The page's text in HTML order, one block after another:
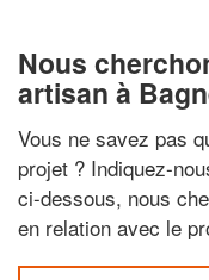
Nous
artisan à
Vous ne savez pas
projet ? Indiquez-
ci-dessous, nous
en relation avec le